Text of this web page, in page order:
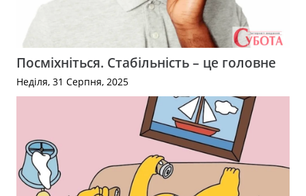
Посміхніться. Стабільність – це головне
Неділя, 31 Серпня, 2025